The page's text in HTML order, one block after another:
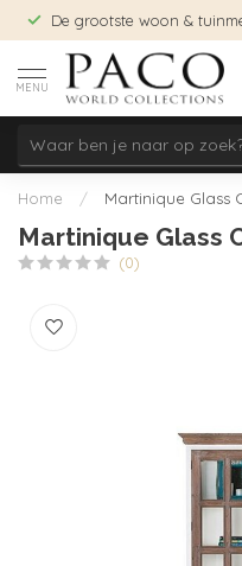
De grootste woon &
MENU
Home / Martinique Glass
Martinique Glass
(0)